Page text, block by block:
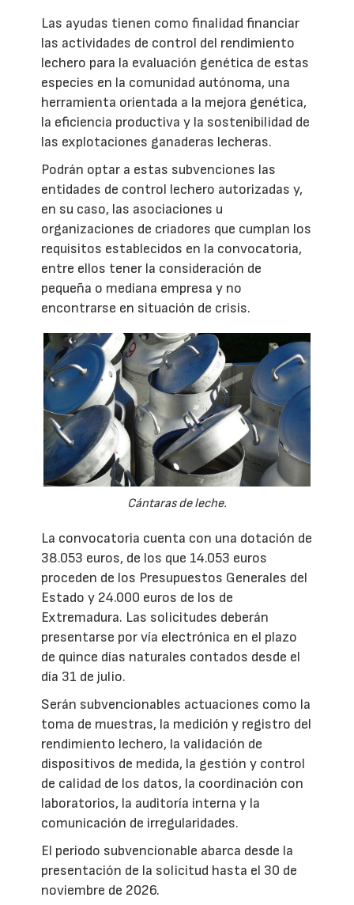
Las ayudas tienen como finalidad financiar
las actividades de control del rendimiento
lechero para la evaluación genética de estas
especies en la comunidad autónoma, una
herramienta orientada a la mejora genética,
la eficiencia productiva y la sostenibilidad de
las explotaciones ganaderas lecheras.
Podrán optar a estas subvenciones las
entidades de control lechero autorizadas y,
en su caso, las asociaciones u
organizaciones de criadores que cumplan los
requisitos establecidos en la convocatoria,
entre ellos tener la consideración de
pequeña o mediana empresa y no
encontrarse en situación de crisis.
Cántaras de leche.
La convocatoria cuenta con una dotación de
38.053 euros, de los que 14.053 euros
proceden de los Presupuestos Generales del
Estado y 24.000 euros de los de
Extremadura. Las solicitudes deberán
presentarse por vía electrónica en el plazo
de quince días naturales contados desde el
día 31 de julio.
Serán subvencionables actuaciones como la
toma de muestras, la medición y registro del
rendimiento lechero, la validación de
dispositivos de medida, la gestión y control
de calidad de los datos, la coordinación con
laboratorios, la auditoría interna y la
comunicación de irregularidades.
El periodo subvencionable abarca desde la
presentación de la solicitud hasta el 30 de
noviembre de 2026.